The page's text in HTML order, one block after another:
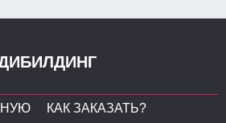
КАК ЗАКАЗАТЬ?